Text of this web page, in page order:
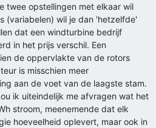
twee opstellingen met elkaar wil
(variabelen) wil je dan 'hetzelfde'
dat een windturbine bedrijf
in het prijs verschil. Een
de oppervlakte van de rotors
is misschien meer
aan de voet van de laagste stam.
ik uiteindelijk me afvragen wat het
stroom, meenemende dat elk
hoeveelheid oplevert, maar ook in